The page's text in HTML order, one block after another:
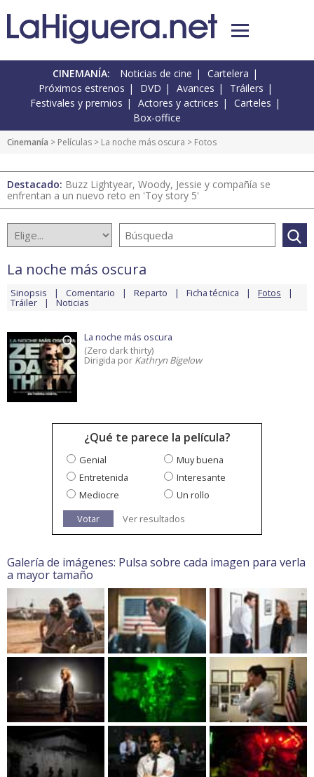
CINEMANÍA: Noticias de cine
Cartelera
Próximos estrenos
DVD Avances
Tráilers
Festivales y premios
Actores y actrices
Carteles
Box-office
Cinemanía > Películas > La noche más oscura > Fotos
Destacado: Buzz Lightyear, Woody, Jessie y compañía se
enfrentan a un nuevo reto en 'Toy story 5'
La noche más oscura
Sinopsis Comentario Reparto Ficha técnica Fotos
Tráiler Noticias
La noche más oscura
(Zero dark thirty)
Dirigida por Kathryn Bigelow
¿Qué te parece la película?
Genial
Muy buena
Entretenida
Interesante
Mediocre
Un rollo
Votar
Ver resultados
Galería de imágenes: Pulsa sobre cada imagen para verla
a mayor tamaño